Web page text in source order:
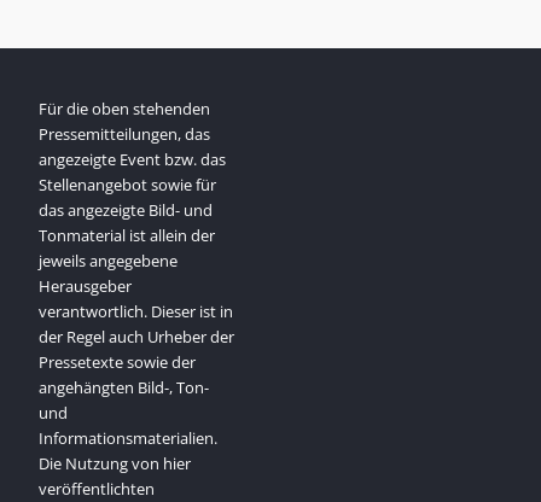
Für die oben stehenden
Pressemitteilungen, das
angezeigte Event bzw. das
Stellenangebot sowie für
das angezeigte Bild- und
Tonmaterial ist allein der
jeweils angegebene
Herausgeber
verantwortlich. Dieser ist in
der Regel auch Urheber der
Pressetexte sowie der
angehängten Bild-, Ton-
und
Informationsmaterialien.
Die Nutzung von hier
veröffentlichten